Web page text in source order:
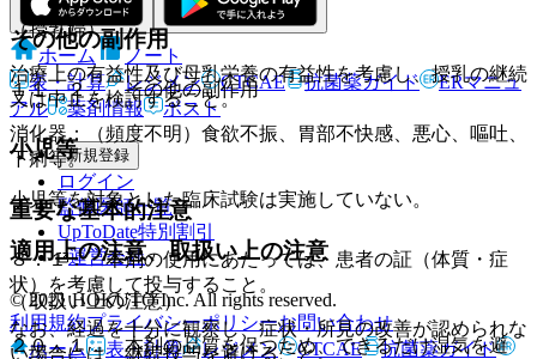
（授乳婦）
治療上の有益性及び母乳栄養の有益性を考慮し、授乳の継続
又は中止を検討すること。
小児等
小児等を対象とした臨床試験は実施していない。
適用上の注意、取扱い上の注意
（取扱い上の注意）
２０．１． 本剤の品質を保つため、できるだけ湿気を避
その他の副作用
１１．２． その他の副作用
消化器：（頻度不明）食欲不振、胃部不快感、悪心、嘔吐、
下痢等。
重要な基本的注意
８．１． 本剤の使用にあたっては、患者の証（体質・症
状）を考慮して投与すること。
なお、経過を十分に観察し、症状・所見の改善が認められな
い場合には、継続投与を避けること。
ホーム
ノート
表・計算
レジメン CTCAE 抗菌薬ガイド
ERマニュ
アル
薬剤情報 ポスト
新規登録
ログイン
監修医師一覧
UpToDate特別割引
運営会社
© 2021 HOKUTO Inc. All rights reserved.
利用規約プライバシーポリシーお問い合わせ
ホーム
表・計算 レジメン CTCAE
抗菌薬ガイド